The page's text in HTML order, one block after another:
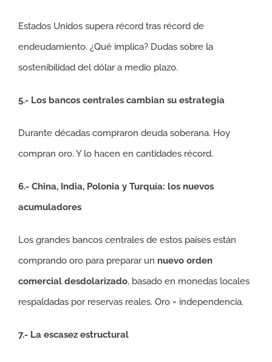
Estados Unidos supera récord tras récord de
endeudamiento. ¿Qué implica? Dudas sobre la
sostenibilidad del dólar a medio plazo.
5.- Los bancos centrales cambian su estrategia
Durante décadas compraron deuda soberana. Hoy
compran oro. Y lo hacen en cantidades récord.
6.- China, India, Polonia y Turquía: los nuevos
acumuladores
Los grandes bancos centrales de estos países están
comprando oro para preparar un nuevo orden
comercial desdolarizado, basado en monedas locales
respaldadas por reservas reales. Oro = independencia.
7.- La escasez estructural